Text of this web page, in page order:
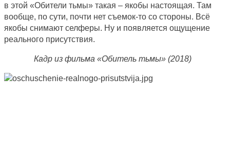
в этой «Обители тьмы» такая – якобы настоящая. Там
вообще, по сути, почти нет съемок-то со стороны. Всё
якобы снимают селферы. Ну и появляется ощущение
реального присутствия.
Кадр из фильма «Обитель тьмы» (2018)